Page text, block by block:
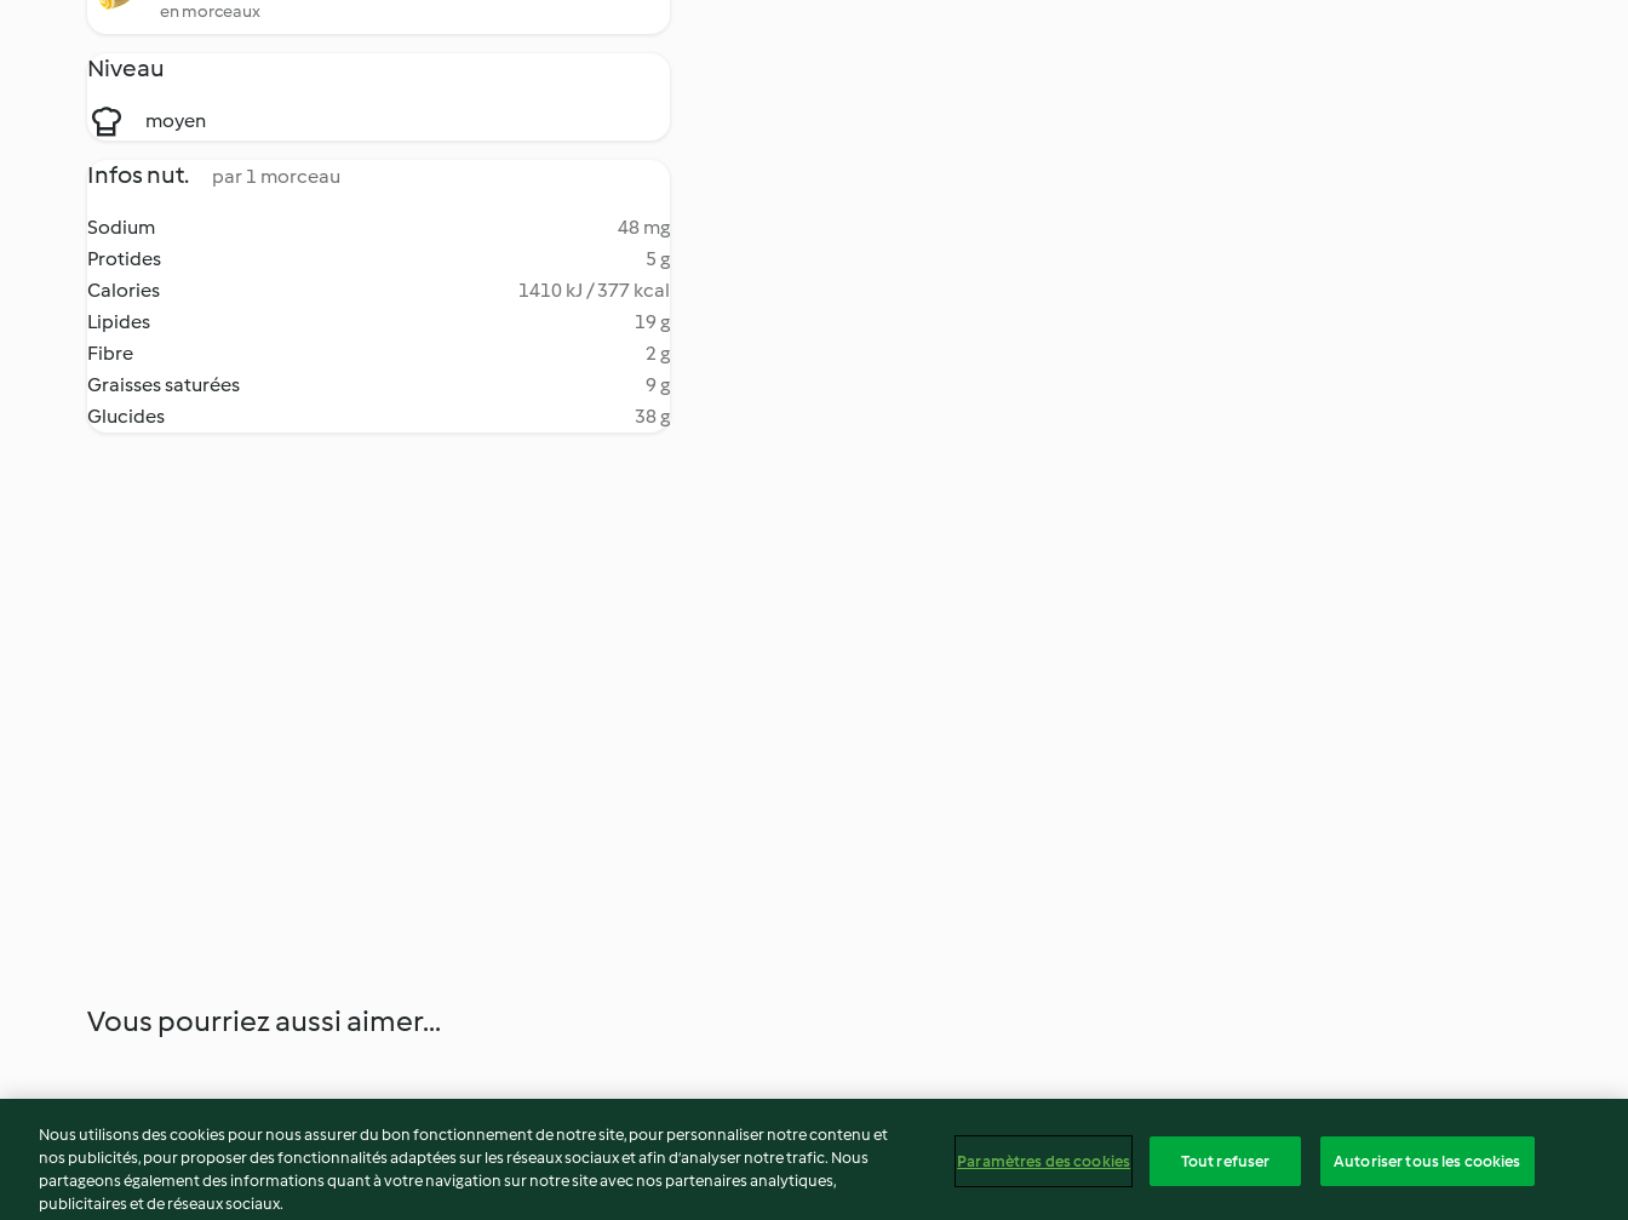
en morceaux
Niveau
moyen
Infos nut. par 1 morceau
Sodium
48 mg
Protides
5 g
Calories
1410 kJ / 377 kcal
Lipides
19 g
Fibre
2 g
Graisses saturées
9 g
Glucides
38 g
Vous pourriez aussi aimer...
Nous utilisons des cookies pour nous assurer du bon fonctionnement de notre site, pour personnaliser notre contenu et
nos publicités, pour proposer des fonctionnalités adaptées sur les réseaux sociaux et afin d’analyser notre trafic. Nous
partageons également des informations quant à votre navigation sur notre site avec nos partenaires analytiques,
publicitaires et de réseaux sociaux.
Paramètres des cookies Tout refuser Autoriser tous les cookies